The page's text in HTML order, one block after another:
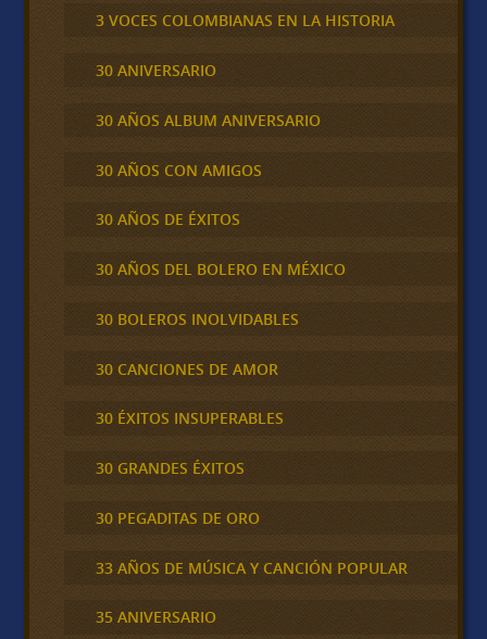
3 VOCES COLOMBIANAS EN LA HISTORIA
30 ANIVERSARIO
30 AÑOS ALBUM ANIVERSARIO
30 AÑOS CON AMIGOS
30 AÑOS DE ÉXITOS
30 AÑOS DEL BOLERO EN MÉXICO
30 BOLEROS INOLVIDABLES
30 CANCIONES DE AMOR
30 ÉXITOS INSUPERABLES
30 GRANDES ÉXITOS
30 PEGADITAS DE ORO
33 AÑOS DE MÚSICA Y CANCIÓN POPULAR
35 ANIVERSARIO